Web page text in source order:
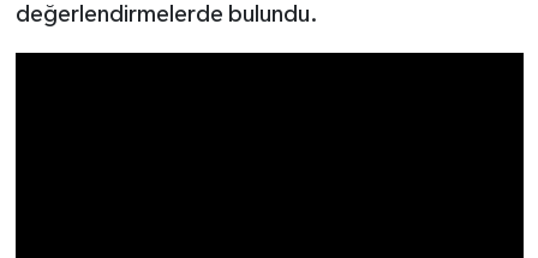
değerlendirmelerde bulundu.